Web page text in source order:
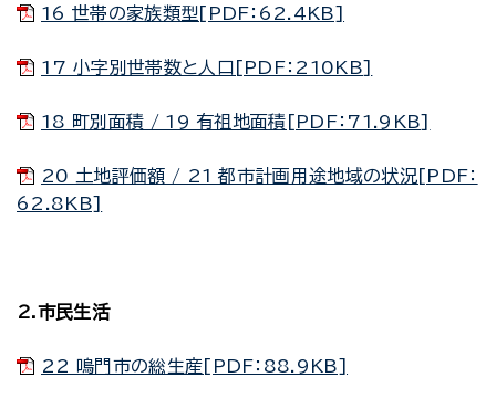
16 世帯の家族類型[PDF：62.4KB]
17 小字別世帯数と人口[PDF：210KB]
18 町別面積 / 19 有祖地面積[PDF：71.9KB]
20 土地評価額 / 21 都市計画用途地域の状況[PDF：
62.8KB]
2.市民生活
22 鳴門市の総生産[PDF：88.9KB]